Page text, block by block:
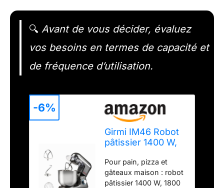
🔍 Avant de vous décider, évaluez
vos besoins en termes de capacité et
de fréquence d’utilisation.
Girmi IM46 Robot
pâtissier 1400 W,
anthracite
Pour pain, pizza et
gâteaux maison : robot
pâtissier 1400 W, 1800
-6%